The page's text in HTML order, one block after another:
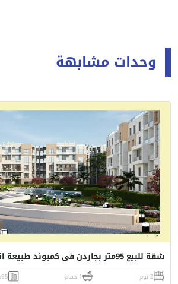
وحدات مشابهة
شقة للبيع 95متر بجاردن فى كمبوند طبيعة اكتوبر بالتقسيط
2 نوم 1 حمام 95م